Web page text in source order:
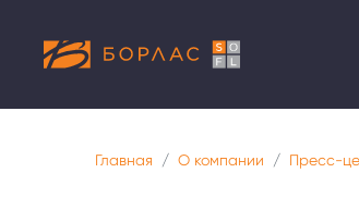
Главная О компании Пресс-